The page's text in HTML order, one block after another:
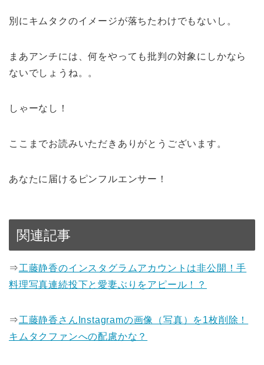
別にキムタクのイメージが落ちたわけでもないし。
まあアンチには、何をやっても批判の対象にしかなら
ないでしょうね。。
しゃーなし！
ここまでお読みいただきありがとうございます。
あなたに届けるピンフルエンサー！
関連記事
⇒工藤静香のインスタグラムアカウントは非公開！手
料理写真連続投下と愛妻ぶりをアピール！？
⇒工藤静香さんInstagramの画像（写真）を1枚削除！
キムタクファンへの配慮かな？